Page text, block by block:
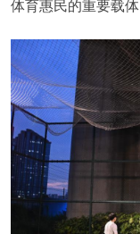
体育惠民的重要载体